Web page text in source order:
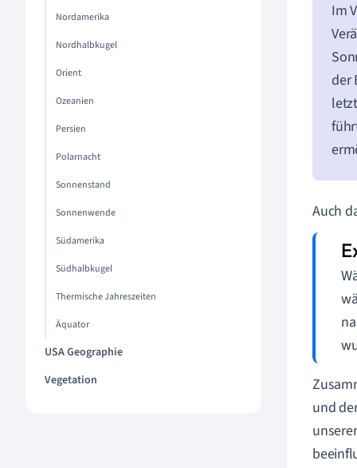
Nordamerika
Nordhalbkugel
Orient
Ozeanien
Persien
Polarnacht
Sonnenstand
Sonnenwende
Südamerika
Südhalbkugel
Thermische Jahreszeiten
Äquator
USA Geographie
Vegetation
Im
der
Auch
und